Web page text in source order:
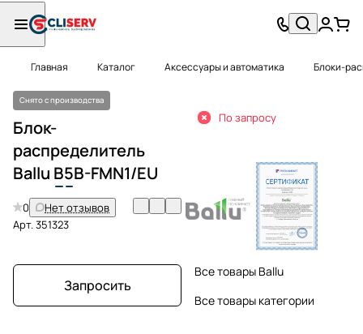
Главная Каталог Аксессуары и автоматика Блоки-
Снято с производства
Блок-
распределитель
Ballu B5B-FMN1/EU
0
Нет отзывов
Арт.351323
Запросить
По запросу
Все товары Ballu
Все товары категории